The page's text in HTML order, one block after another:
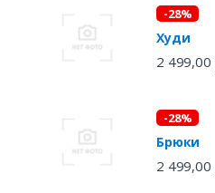
-28%
Худи
2 499,00
-28%
Брюки
2 499,00